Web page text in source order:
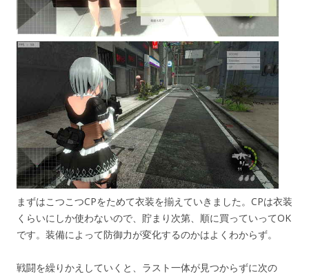
まずはこつこつCPをためて衣装を揃えていきました。CPは衣装
くらいにしか使わないので、貯まり次第、順に買っていってOK
です。装備によって防御力が変化するのかはよくわからず。
戦闘を繰りかえしていくと、ラスト一体が見つからずに次の